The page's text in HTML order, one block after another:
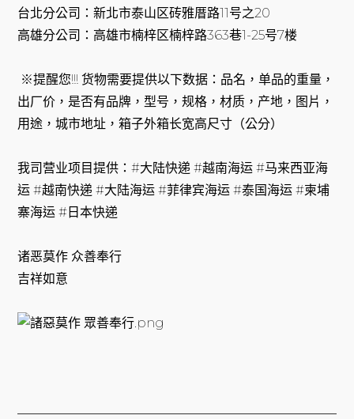
台北分公司：新北市泰山区砖雅厝路11号之20
高雄分公司：高雄市楠梓区楠梓路363巷1-25号7楼
※提醒您!!! 货物需要提供以下数据：品名，单品的重量，
出厂价，是否有品牌，型号，规格，材质，产地，图片，
用途，城市地址，箱子外箱长宽高尺寸（公分）
我司营业项目提供：#大陆快递 #越南海运 #马来西亚海
运 #越南快递 #大陆海运 #菲律宾海运 #泰国海运 #柬埔
寨海运 #日本快递
诸恶莫作 众善奉行
吉祥如意